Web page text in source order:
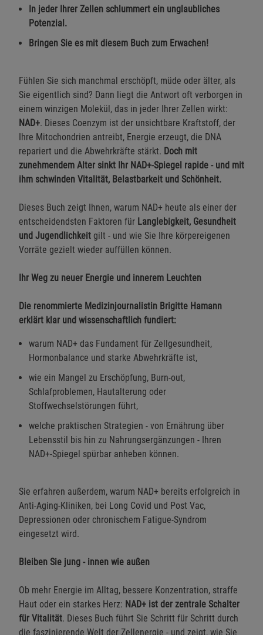
In jeder Ihrer Zellen schlummert ein unglaubliches
Potenzial.
Bringen Sie es mit diesem Buch zum Erwachen!
Fühlen Sie sich manchmal erschöpft, müde oder älter, als
Sie eigentlich sind? Dann liegt die Antwort oft verborgen in
einem winzigen Molekül, das in jeder Ihrer Zellen wirkt:
NAD+. Dieses Coenzym ist der unsichtbare Kraftstoff, der
Ihre Mitochondrien antreibt, Energie erzeugt, die DNA
repariert und die Abwehrkräfte stärkt. Doch mit
zunehmendem Alter sinkt Ihr NAD+-Spiegel rapide - und mit
ihm schwinden Vitalität, Belastbarkeit und Schönheit.
Dieses Buch zeigt Ihnen, warum NAD+ heute als einer der
entscheidendsten Faktoren für Langlebigkeit, Gesundheit
und Jugendlichkeit gilt - und wie Sie Ihre körpereigenen
Vorräte gezielt wieder auffüllen können.
Ihr Weg zu neuer Energie und innerem Leuchten
Die renommierte Medizinjournalistin Brigitte Hamann
erklärt klar und wissenschaftlich fundiert:
warum NAD+ das Fundament für Zellgesundheit,
Hormonbalance und starke Abwehrkräfte ist,
wie ein Mangel zu Erschöpfung, Burn-out,
Schlafproblemen, Hautalterung oder
Stoffwechselstörungen führt,
welche praktischen Strategien - von Ernährung über
Lebensstil bis hin zu Nahrungsergänzungen - Ihren
NAD+-Spiegel spürbar anheben können.
Sie erfahren außerdem, warum NAD+ bereits erfolgreich in
Anti-Aging-Kliniken, bei Long Covid und Post Vac,
Depressionen oder chronischem Fatigue-Syndrom
eingesetzt wird.
Bleiben Sie jung - innen wie außen
Ob mehr Energie im Alltag, bessere Konzentration, straffe
Haut oder ein starkes Herz: NAD+ ist der zentrale Schalter
für Vitalität. Dieses Buch führt Sie Schritt für Schritt durch
die faszinierende Welt der Zellenergie - und zeigt, wie Sie